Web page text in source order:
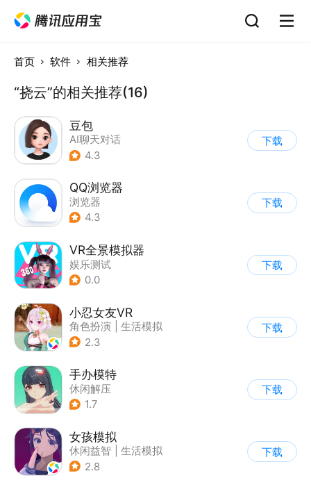
首页 软件 相关推荐
“挠云”的相关推荐(16)
豆包
AI聊天对话
4.3
下载
QQ浏览器
浏览器
4.3
下载
VR全景模拟器
娱乐测试
0.0
下载
小忍女友VR
角色扮演
生活模拟
| 恋爱
2.3
下载
手办模特
休闲解压
1.7
下载
女孩模拟
休闲益智
生活模拟
| 校园
2.8
下载